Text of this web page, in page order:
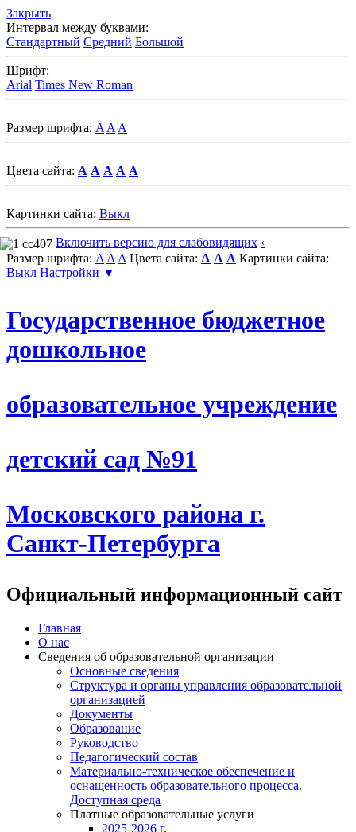
Закрыть
Интервал между буквами:
Стандартный Средний Большой
Шрифт:
Arial Times New Roman
Размер шрифта: A A A
Цвета сайта: A A A A A
Картинки сайта: Выкл
Включить версию для слабовидящих ‹
Размер шрифта: A A A Цвета сайта: A A A Картинки сайта:
Выкл Настройки ▼
Государственное бюджетное
дошкольное
образовательное учреждение
детский сад №91
Московского района г.
Санкт-Петербурга
Официальный информационный сайт
Главная
О нас
Сведения об образовательной организации
Основные сведения
Структура и органы управления образовательной
организацией
Документы
Образование
Руководство
Педагогический состав
Материально-техническое обеспечение и
оснащенность образовательного процесса.
Доступная среда
Платные образовательные услуги
2025-2026 г.